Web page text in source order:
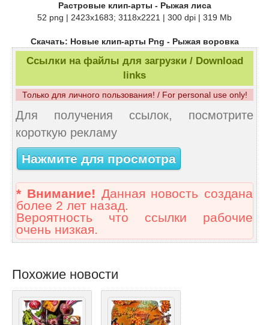
Растровые клип-арты - Рыжая лиса
52 png | 2423x1683; 3118х2221 | 300 dpi | 319 Mb
Скачать: Новые клип-арты Png - Рыжая воровка
Ссылки на файлы для загрузки / Download
links
Только для личного пользования! / For personal use only!
Для получения ссылок, посмотрите
короткую рекламу
Нажмите для просмотра
* Внимание! Данная новость создана
более 2 лет назад.
Вероятность что ссылки рабочие
очень низкая.
Похожие новости